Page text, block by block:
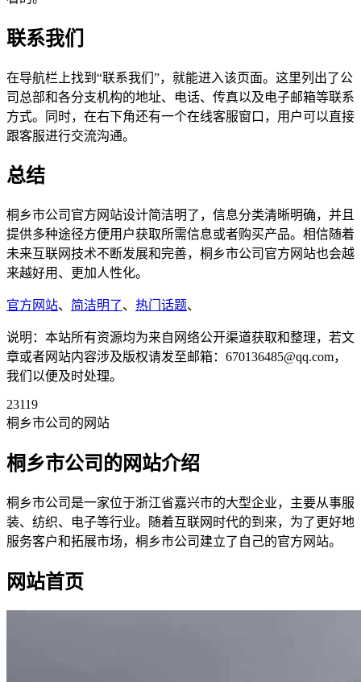
联系我们
在导航栏上找到“联系我们”，就能进入该页面。这里列出了公
司总部和各分支机构的地址、电话、传真以及电子邮箱等联系
方式。同时，在右下角还有一个在线客服窗口，用户可以直接
跟客服进行交流沟通。
总结
桐乡市公司官方网站设计简洁明了，信息分类清晰明确，并且
提供多种途径方便用户获取所需信息或者购买产品。相信随着
未来互联网技术不断发展和完善，桐乡市公司官方网站也会越
来越好用、更加人性化。
官方网站、 简洁明了、 热门话题、
说明：本站所有资源均为来自网络公开渠道获取和整理，若文
章或者网站内容涉及版权请发至邮箱：670136485@qq.com，
我们以便及时处理。
23119
桐乡市公司的网站
桐乡市公司的网站介绍
桐乡市公司是一家位于浙江省嘉兴市的大型企业，主要从事服
装、纺织、电子等行业。随着互联网时代的到来，为了更好地
服务客户和拓展市场，桐乡市公司建立了自己的官方网站。
网站首页